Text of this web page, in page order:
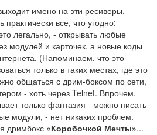
имено на эти ресиверы,
практически все, что угодно:
легально, - открывать любые
модулей и карточек, а новые коды
(Напоминаем, что это
только в таких местах, где это
общаться с дрим-боксом по сети,
- хоть через Telnet. Впрочем,
только фантазия - можно писать
модули, - нет никаких проблем.
дримбокс «Коробочкой Мечты»...